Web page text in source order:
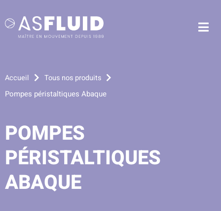
Aller à la recherche
Accueil Tous nos produits
Pompes péristaltiques Abaque
POMPES
PÉRISTALTIQUES
ABAQUE